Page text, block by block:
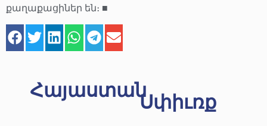
քաղաքացիներ են։ ■
Հայաստան
Սփիւռք